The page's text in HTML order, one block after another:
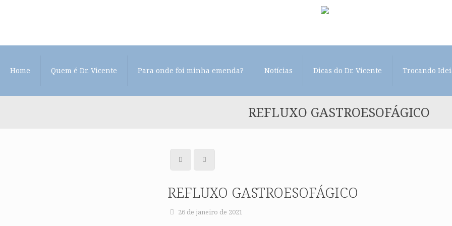
Home Quem é Dr. Vicente Para onde foi minha emenda? Notícias Dicas do Dr. Vicente Trocando
REFLUXO GASTROESOFÁGICO
REFLUXO GASTROESOFÁGICO
26 de janeiro de 2021